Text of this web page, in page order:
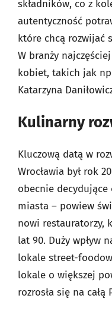
składników, co z
autentyczność
które chcą rozwijać
W branży
kobiet, takich jak
Katarzyna
Kulinarny
Kluczową datą w
Wrocławia był rok
obecnie
miasta – powiew
nowi restauratorzy,
lat 90. Duży wpływ
lokale street-
lokale o większej
rozrosła się na całą